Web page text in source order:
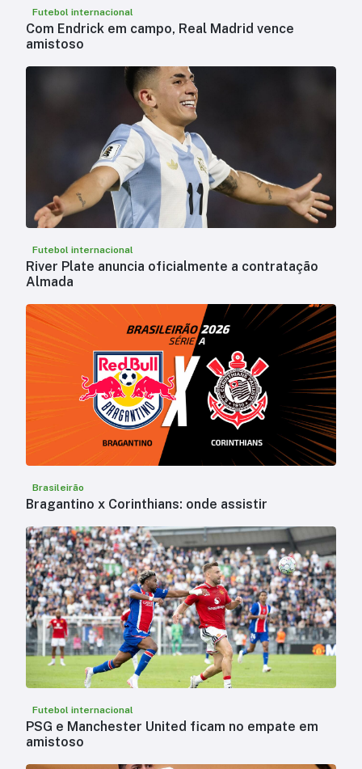
Futebol internacional
Com Endrick em campo, Real Madrid vence
amistoso
Futebol internacional
River Plate anuncia oficialmente a contratação
Almada
Brasileirão
Bragantino x Corinthians: onde assistir
Futebol internacional
PSG e Manchester United ficam no empate em
amistoso